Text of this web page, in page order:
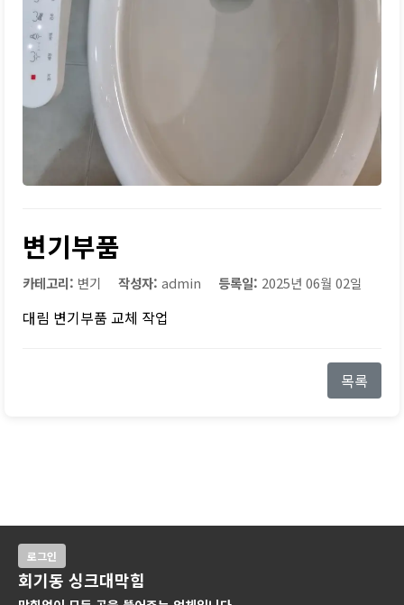
변기부품
카테고리: 변기 작성자: admin 등록일: 2025년 06월 02일
대림 변기부품 교체 작업
목록
로그인
회기동 싱크대막힘